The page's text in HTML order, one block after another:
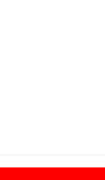
erbjuder
dig bäst –